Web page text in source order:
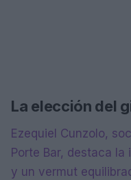
La elección del
Ezequiel Cunzolo,
Porte Bar, destaca
y un vermut